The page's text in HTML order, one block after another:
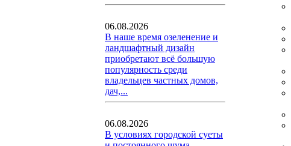
06.08.2026
В наше время озеленение и
ландшафтный дизайн
приобретают всё большую
популярность среди
владельцев частных домов,
дач,...
06.08.2026
В условиях городской суеты